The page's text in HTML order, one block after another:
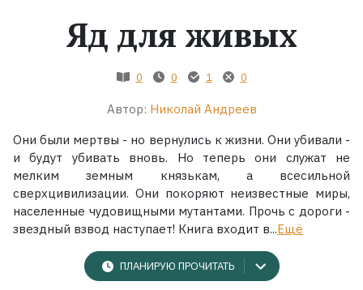
Жанры
Экранизации
Коллекции
Яд для живых
0 0 1 0
Автор: Николай Андреев
Они были мертвы - но вернулись к жизни. Они убивали -
и будут убивать вновь. Но теперь они служат не
мелким земным князькам, а всесильной
сверхцивилизации. Они покоряют неизвестные миры,
населенные чудовищными мутантами. Прочь с дороги -
звездный взвод наступает! Книга входит в...Ещё
ПЛАНИРУЮ ПРОЧИТАТЬ